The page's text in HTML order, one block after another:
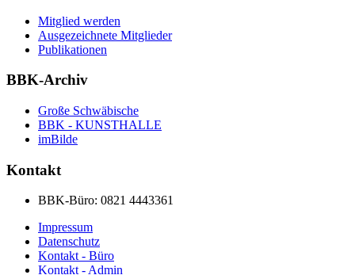
Mitglied werden
Ausgezeichnete Mitglieder
Publikationen
BBK-Archiv
Große Schwäbische
BBK - KUNSTHALLE
imBilde
Kontakt
BBK-Büro: 0821 4443361
Impressum
Datenschutz
Kontakt - Büro
Kontakt - Admin